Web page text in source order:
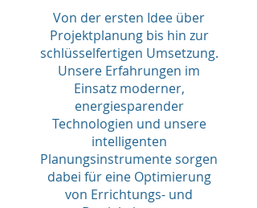
Von der ersten Idee über
Projektplanung bis hin zur
schlüsselfertigen Umsetzung.
Unsere Erfahrungen im
Einsatz moderner,
energiesparender
Technologien und unsere
intelligenten
Planungsinstrumente sorgen
dabei für eine Optimierung
von Errichtungs- und